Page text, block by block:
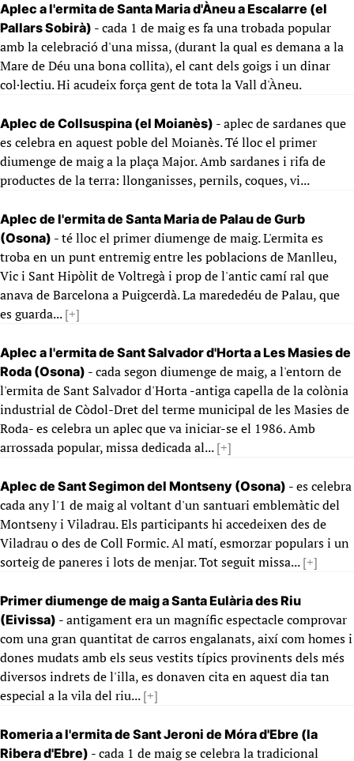
Aplec a l'ermita de Santa Maria d'Àneu a Escalarre (el
Pallars Sobirà) - cada 1 de maig es fa una trobada popular
amb la celebració d'una missa, (durant la qual es demana a la
Mare de Déu una bona collita), el cant dels goigs i un dinar
col·lectiu. Hi acudeix força gent de tota la Vall d'Àneu.
Aplec de Collsuspina (el Moianès) - aplec de sardanes que
es celebra en aquest poble del Moianès. Té lloc el primer
diumenge de maig a la plaça Major. Amb sardanes i rifa de
productes de la terra: llonganisses, pernils, coques, vi...
Aplec de l'ermita de Santa Maria de Palau de Gurb
(Osona) - té lloc el primer diumenge de maig. L'ermita es
troba en un punt entremig entre les poblacions de Manlleu,
Vic i Sant Hipòlit de Voltregà i prop de l'antic camí ral que
anava de Barcelona a Puigcerdà. La marededéu de Palau, que
es guarda...[+]
Aplec a l'ermita de Sant Salvador d'Horta a Les Masies de
Roda (Osona) - cada segon diumenge de maig, a l'entorn de
l'ermita de Sant Salvador d'Horta -antiga capella de la colònia
industrial de Còdol-Dret del terme municipal de les Masies de
Roda- es celebra un aplec que va iniciar-se el 1986. Amb
arrossada popular, missa dedicada al...[+]
Aplec de Sant Segimon del Montseny (Osona) - es celebra
cada any l'1 de maig al voltant d'un santuari emblemàtic del
Montseny i Viladrau. Els participants hi accedeixen des de
Viladrau o des de Coll Formic. Al matí, esmorzar populars i un
sorteig de paneres i lots de menjar. Tot seguit missa...[+]
Primer diumenge de maig a Santa Eulària des Riu
(Eivissa) - antigament era un magnífic espectacle comprovar
com una gran quantitat de carros engalanats, així com homes i
dones mudats amb els seus vestits típics provinents dels més
diversos indrets de l'illa, es donaven cita en aquest dia tan
especial a la vila del riu...[+]
Romeria a l'ermita de Sant Jeroni de Móra d'Ebre (la
Ribera d'Ebre) - cada 1 de maig se celebra la tradicional